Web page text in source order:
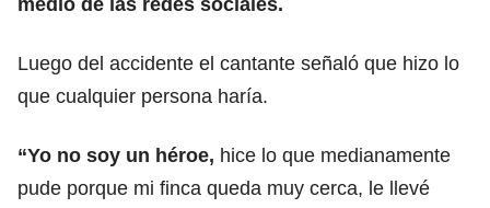
Luego del accidente el cantante señaló que hizo lo
que cualquier persona haría.
“Yo no soy un héroe, hice lo que medianamente
pude porque mi finca queda muy cerca, le llevé